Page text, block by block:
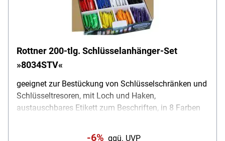
Rottner 200-tlg. Schlüsselanhänger-Set
»8034STV«
geeignet zur Bestückung von Schlüsselschränken und
Schlüsseltresoren, mit Loch und Haken,
austauschbares Etikett zum Beschriften, in 8 Farben
gelb), Material: Kunststoff / Metall, Inhalt pro Pack:
-6% ggü. UVP